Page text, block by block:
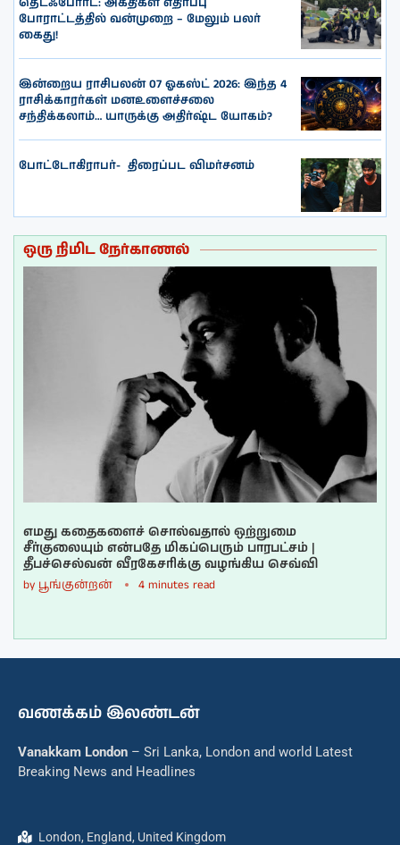
போராட்டத்தில் வன்முறை – மேலும் பலர்
கைது!
இன்றைய ராசிபலன் 07 ஓகஸ்ட் 2026: இந்த 4
ராசிக்காரர்கள் மனஉளைச்சலை
சந்திக்கலாம்… யாருக்கு அதிர்ஷ்ட யோகம்?
போட்டோகிராபர்- ‌ திரைப்பட விமர்சனம்
ஒரு நிமிட நேர்காணல்
எமது கதைகளைச் சொல்வதால் ஒற்றுமை
சீர்குலையும் என்பதே மிகப்பெரும் பாரபட்சம் |
தீபச்செல்வன் வீரகேசரிக்கு வழங்கிய செவ்வி
by பூங்குன்றன் 4 minutes read
வணக்கம் இலண்டன்
Vanakkam London – Sri Lanka, London and world Latest
Breaking News and Headlines
London, England, United Kingdom